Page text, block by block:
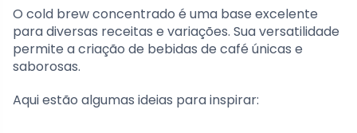
O cold brew concentrado é uma base excelente
para diversas receitas e variações. Sua versatilidade
permite a criação de bebidas de café únicas e
saborosas.
Aqui estão algumas ideias para inspirar: